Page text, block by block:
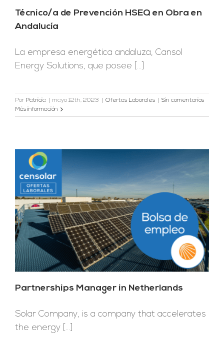
Técnico/a de Prevención HSEQ en Obra en
Andalucía
La empresa energética andaluza, Cansol
Energy Solutions, que posee [...]
Por Patricia mayo 12th, 2023 Ofertas Laborales
Sin comentarios
Más información
Partnerships Manager in Netherlands
Solar Company, is a company that accelerates
the energy [...]